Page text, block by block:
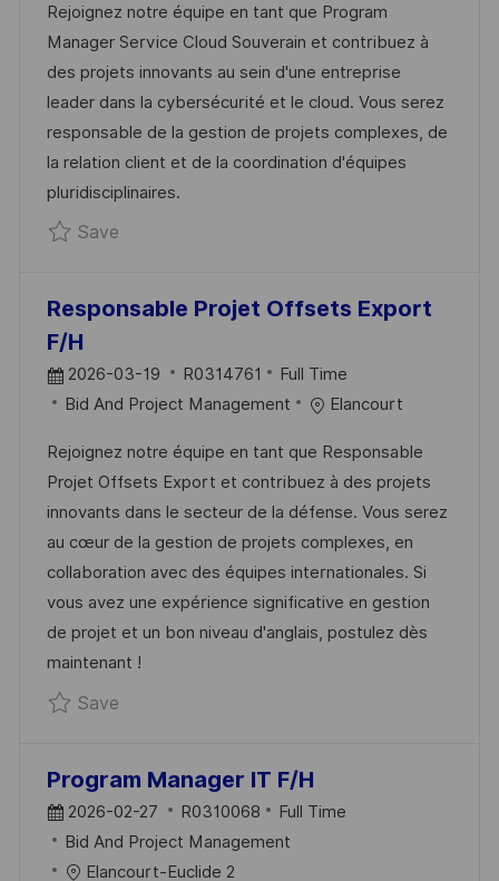
T
E
D
D
A
T
E
I
D
T
E
G
O
R
Y
Rejoignez notre équipe en tant que Program
Manager Service Cloud Souverain et contribuez à
des projets innovants au sein d'une entreprise
leader dans la cybersécurité et le cloud. Vous serez
responsable de la gestion de projets complexes, de
la relation client et de la coordination d'équipes
pluridisciplinaires.
SaveSave Program Manager Service Cloud
Responsable Projet Offsets Export
F/H
P
O
T
E
D
D
A
T
E
2026-03-19
J
O
I
D
R0314761
Full Time
C
T
E
G
O
R
Y
Bid And Project Management Elancourt
Rejoignez notre équipe en tant que Responsable
Projet Offsets Export et contribuez à des projets
innovants dans le secteur de la défense. Vous serez
au cœur de la gestion de projets complexes, en
collaboration avec des équipes internationales. Si
vous avez une expérience significative en gestion
de projet et un bon niveau d'anglais, postulez dès
maintenant !
SaveSave Responsable Projet Offsets Export F/H
Program Manager IT F/H
P
O
S
2026-02-27
J
O
B
R0310068
Full Time
C
A
Bid And Project Management
Elancourt-Euclide 2